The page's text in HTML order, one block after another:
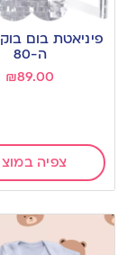
Add
to
wishlist
פיניאטת בום
ה-80
₪89.00
צפיה